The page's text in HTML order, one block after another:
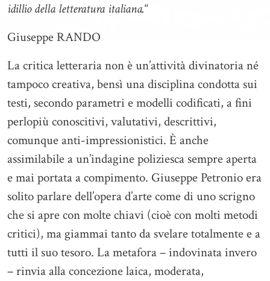
idillio della letteratura italiana.“
Giuseppe RANDO
La critica letteraria non è un’attività divinatoria né
tampoco creativa, bensì una disciplina condotta sui
testi, secondo parametri e modelli codificati, a fini
perlopiù conoscitivi, valutativi, descrittivi,
comunque anti-impressionistici. È anche
assimilabile a un’indagine poliziesca sempre aperta
e mai portata a compimento. Giuseppe Petronio era
solito parlare dell’opera d’arte come di uno scrigno
che si apre con molte chiavi (cioè con molti metodi
critici), ma giammai tanto da svelare totalmente e a
tutti il suo tesoro. La metafora – indovinata invero
– rinvia alla concezione laica, moderata,